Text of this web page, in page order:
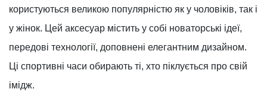
користуються великою популярністю як у чоловіків, так і
у жінок. Цей аксесуар містить у собі новаторські ідеї,
передові технології, доповнені елегантним дизайном.
Ці спортивні часи обирають ті, хто піклується про свій
імідж.